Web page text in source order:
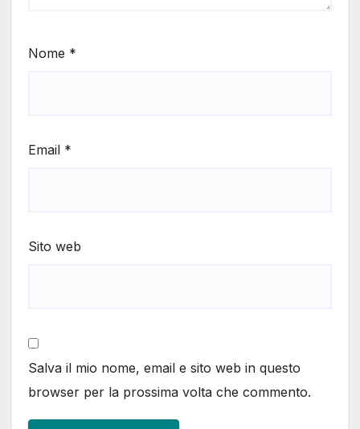
Nome *
Email *
Sito web
Salva il mio nome, email e sito web in questo
browser per la prossima volta che commento.